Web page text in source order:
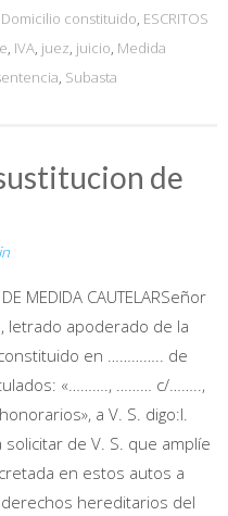
Domicilio constituido, ESCRITOS
, IVA, juez, juicio, Medida
, Subasta
de
MEDIDA CAUTELARSeñor
letrado apoderado de la
en ………….. de
«………., ……… c/……..,
a V. S. digo:I.
de V. S. que amplíe
en estos autos a
hereditarios del